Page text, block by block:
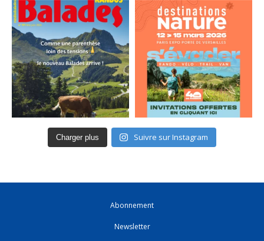
Charger plus Suivre sur Instagram
Abonnement
Newsletter